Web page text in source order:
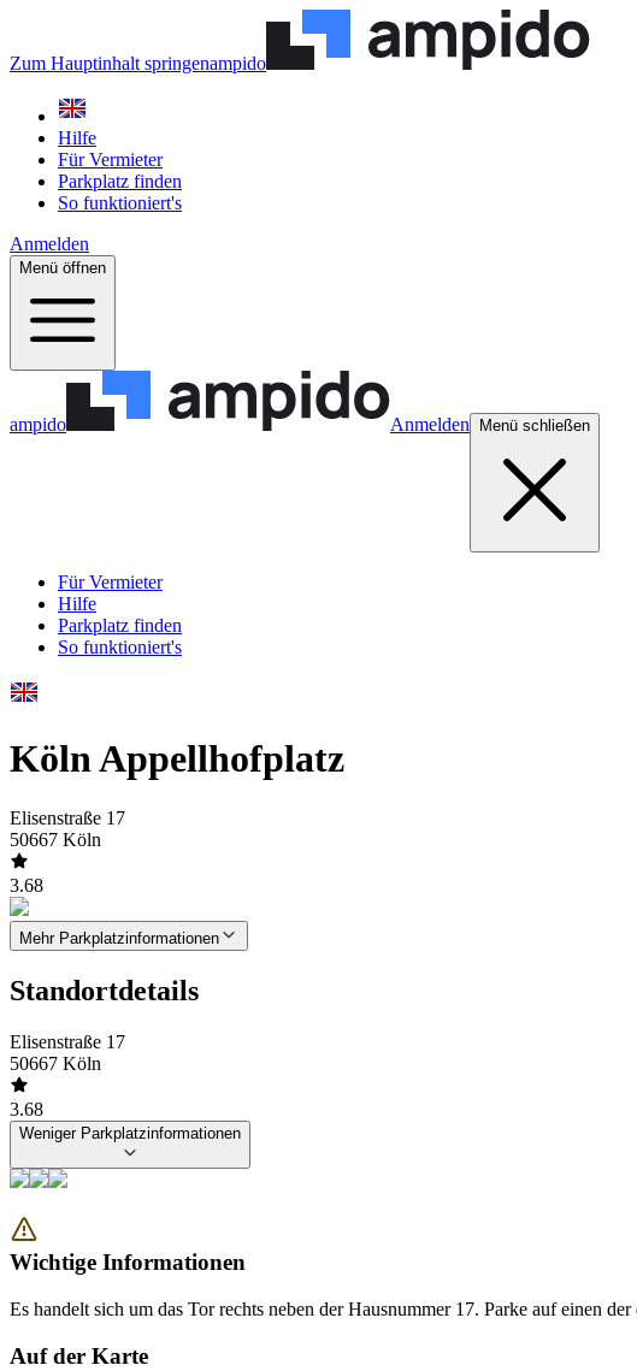
Zum Hauptinhalt springenampido
Hilfe
Für Vermieter
Parkplatz finden
So funktioniert's
Anmelden
Menü öffnen
ampido Anmelden Menü schließen
Für Vermieter
Hilfe
Parkplatz finden
So funktioniert's
Köln Appellhofplatz
Elisenstraße 17
50667 Köln
3.68
Mehr Parkplatzinformationen
Standortdetails
Elisenstraße 17
50667 Köln
3.68
Weniger Parkplatzinformationen
Wichtige Informationen
Es handelt sich um das Tor rechts neben der Hausnummer 17. Parke auf einen
Auf der Karte